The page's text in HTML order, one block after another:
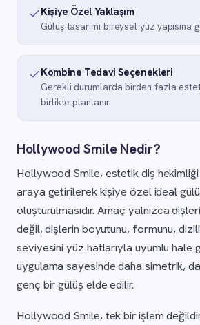
Kişiye Özel Yaklaşım
Gülüş tasarımı bireysel yüz yapısına
Kombine Tedavi Seçenekleri
Gerekli durumlarda birden fazla
birlikte planlanır.
Hollywood Smile Nedir?
Hollywood Smile, estetik diş hekimliği
araya getirilerek kişiye özel ideal
oluşturulmasıdır. Amaç yalnızca
değil, dişlerin boyutunu, formunu,
seviyesini yüz hatlarıyla uyumlu hale
uygulama sayesinde daha simetrik,
genç bir gülüş elde edilir.
Hollywood Smile, tek bir işlem